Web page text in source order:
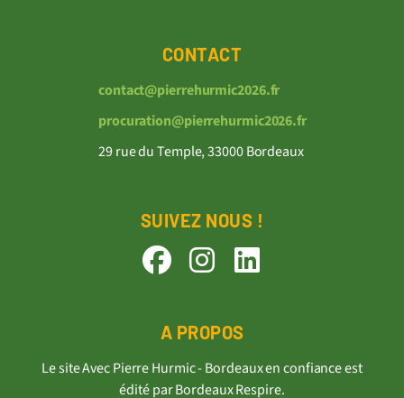
CONTACT
contact@pierrehurmic2026.fr
procuration@pierrehurmic2026.fr
29 rue du Temple, 33000 Bordeaux
SUIVEZ NOUS !
A PROPOS
Le site Avec Pierre Hurmic - Bordeaux en confiance est
édité par Bordeaux Respire.